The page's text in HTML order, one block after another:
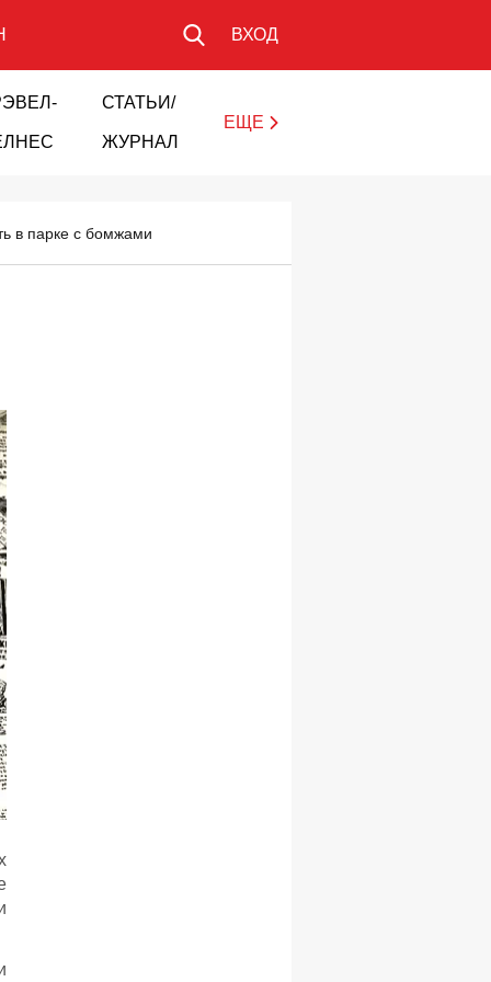
ВХОД
СТАТЬИ/
ЖУРНАЛ
ЕЩЕ
в парке с бомжами